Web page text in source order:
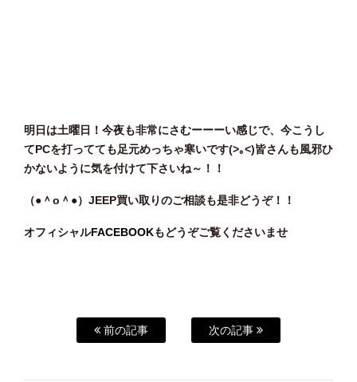
明日は土曜日！今夜も非常にさむーーーい感じで、今こうし
てPCを打ってても足元めっちゃ寒いです(>｡<)皆さんも風邪ひ
かないように気を付けて下さいね～！！
（●＾o ＾●）JEEP買い取りのご相談も是非どうぞ！！
オフィシャルFACEBOOKもどうぞご覧くださいませ
前の記事 次の記事